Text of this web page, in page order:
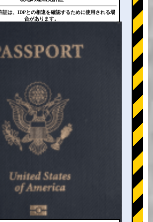
+
証は、IDPとの相違を確認するために使用される場
合があります。